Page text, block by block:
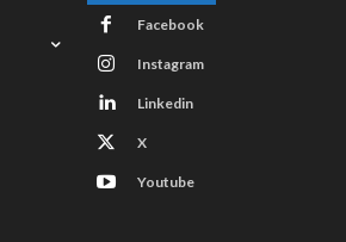
Facebook
Instagram
Linkedin
X
Youtube